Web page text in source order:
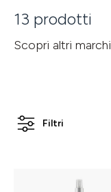
13 prodotti
Scopri altri marchi
Filtri